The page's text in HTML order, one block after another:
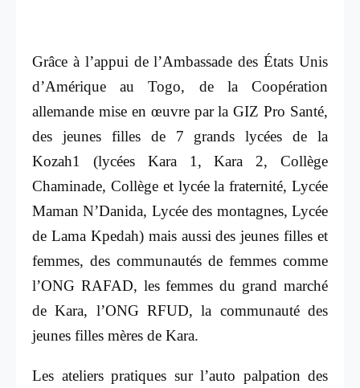
Grâce à l’appui de l’Ambassade des États Unis
d’Amérique au Togo, de la Coopération
allemande mise en œuvre par la GIZ Pro Santé,
des jeunes filles de 7 grands lycées de la
Kozah1 (lycées Kara 1, Kara 2, Collège
Chaminade, Collège et lycée la fraternité, Lycée
Maman N’Danida, Lycée des montagnes, Lycée
de Lama Kpedah) mais aussi des jeunes filles et
femmes, des communautés de femmes comme
l’ONG RAFAD, les femmes du grand marché
de Kara, l’ONG RFUD, la communauté des
jeunes filles mères de Kara.
Les ateliers pratiques sur l’auto palpation des